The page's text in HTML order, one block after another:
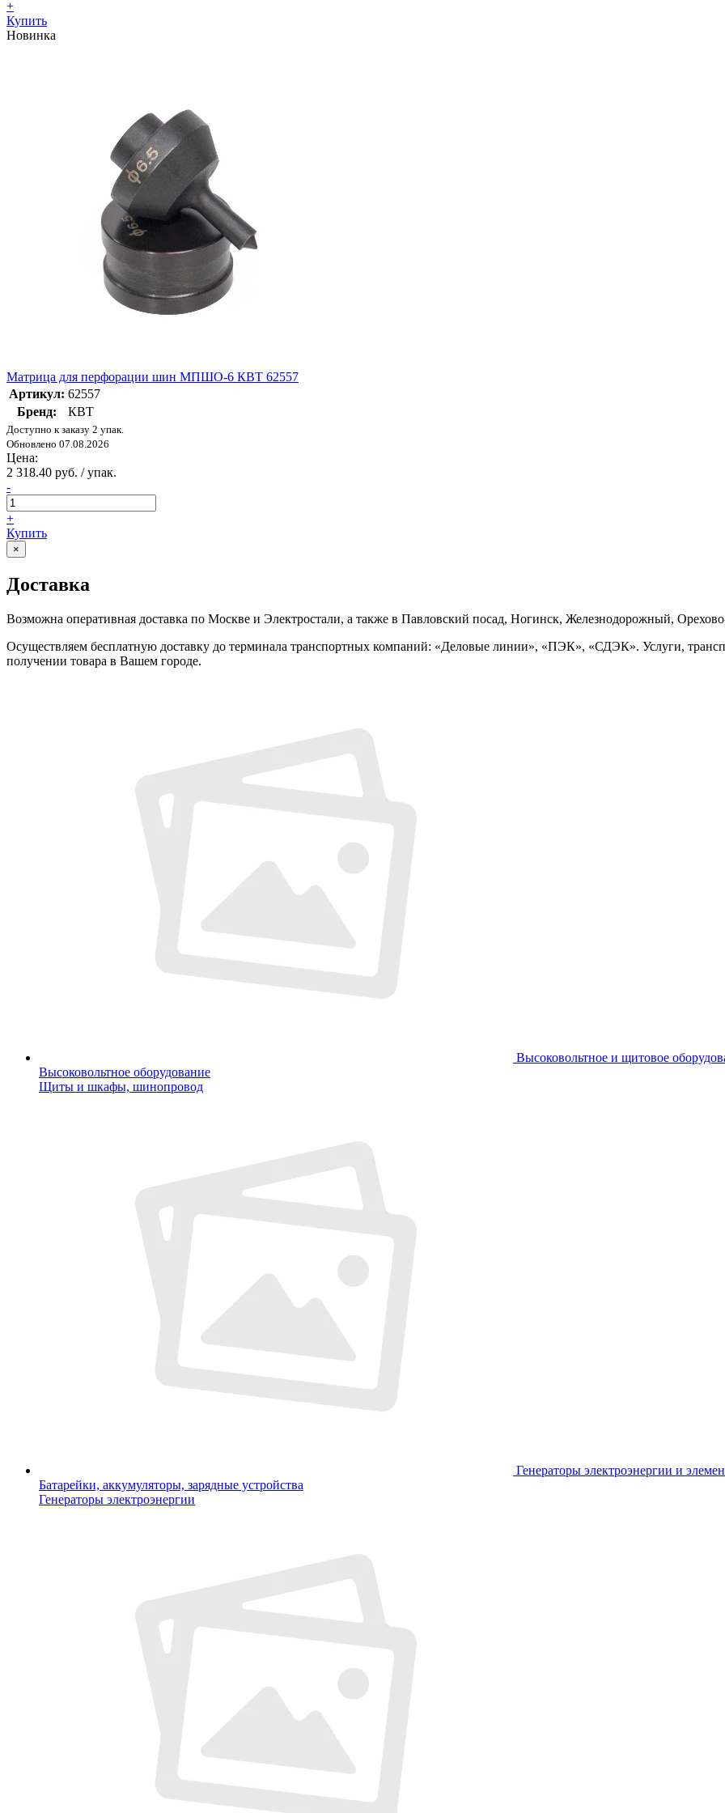
+
Купить
Новинка
Матрица для перфорации шин МПШО-6 КВТ 62557
Артикул: 62557
Бренд:
КВТ
Доступно к заказу 2 упак.
Обновлено 07.08.2026
Цена:
2 318.40 руб. / упак.
-
+
Купить
×
Доставка
Возможна оперативная доставка по Москве и Электростали, а также в Павловский посад, Ногинск, Железнодорожный,
Осуществляем бесплатную доставку до терминала транспортных компаний: «Деловые линии», «ПЭК», «СДЭК». Услуги,
получении товара в Вашем городе.
Высоковольтное и щитовое
Высоковольтное оборудование
Щиты и шкафы, шинопровод
Генераторы электроэнергии и
Батарейки, аккумуляторы, зарядные устройства
Генераторы электроэнергии